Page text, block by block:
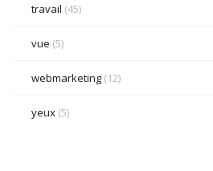
travail (45)
vue (5)
webmarketing (12)
yeux (5)